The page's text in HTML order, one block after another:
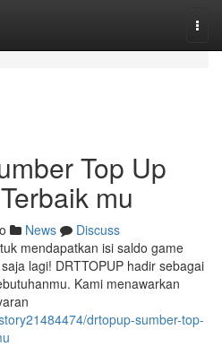
Top Up
mu
News
Discuss
mendapatkan isi saldo game
lagi! DRTTOPUP hadir sebagai
Kami menawarkan
drtopup-sumber-top-